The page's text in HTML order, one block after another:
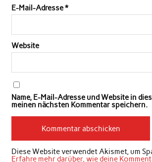
E-Mail-Adresse*
Website
Name, E-Mail-Adresse und Website in
meinen nächsten Kommentar speichern.
Diese Website verwendet Akismet, um
Erfahre mehr darüber, wie deine